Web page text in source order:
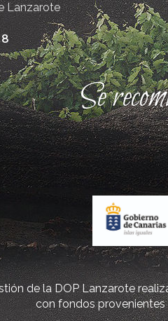
Lanzarote
Se
de la DOP Lanzarote
con fondos provenientes